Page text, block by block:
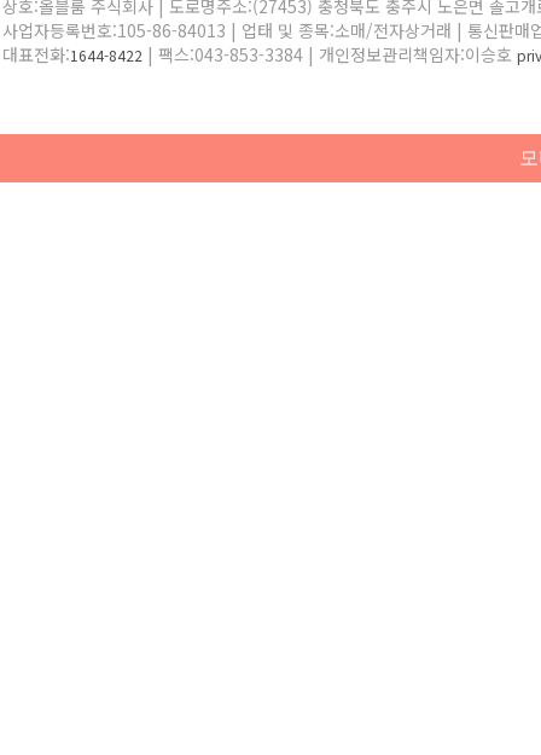
상호:올블룸 주식회사 | 도로명주소:(27453) 충청북도 충주시 노은면 솔고
사업자등록번호:105-86-84013 | 업태 및 종목:소매/전자상거래 | 통신판매
대표전화:1644-8422 | 팩스:043-853-3384 | 개인정보관리책임자:이승호